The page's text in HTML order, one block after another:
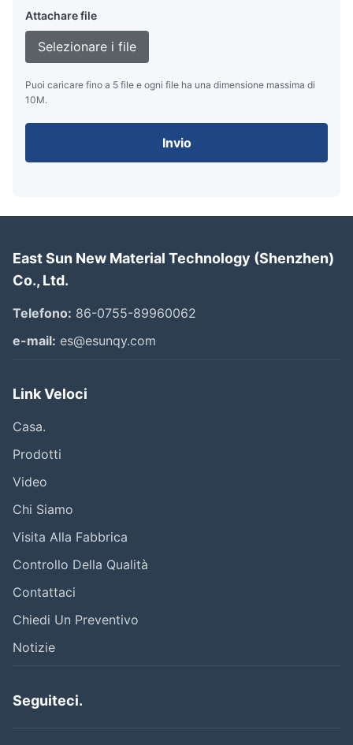
Attachare file
Selezionare i file
Puoi caricare fino a 5 file e ogni file ha una dimensione massima di
10M.
Invio
East Sun New Material Technology (Shenzhen)
Co., Ltd.
Telefono: 86-0755-89960062
e-mail: es@esunqy.com
Link Veloci
Casa.
Prodotti
Video
Chi Siamo
Visita Alla Fabbrica
Controllo Della Qualità
Contattaci
Chiedi Un Preventivo
Notizie
Seguiteci.